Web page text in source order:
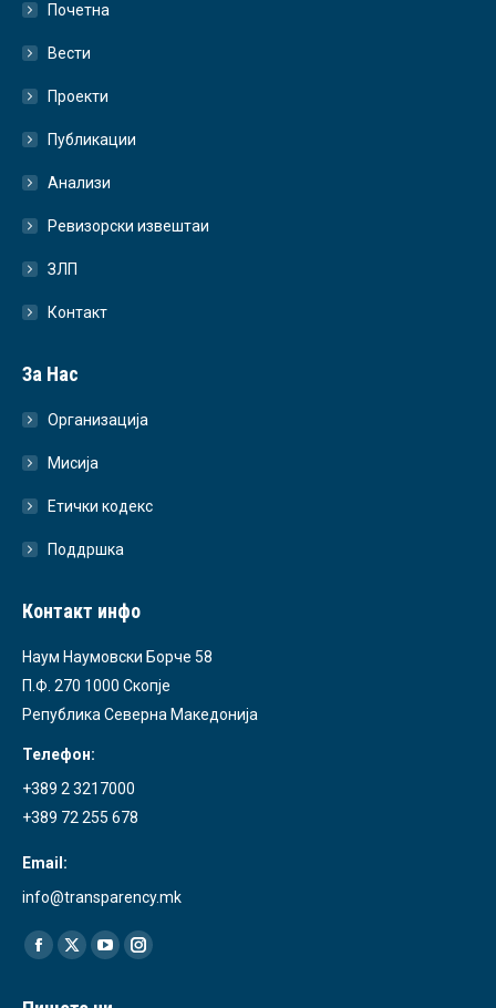
Почетна
Вести
Проекти
Публикации
Анализи
Ревизорски извештаи
ЗЛП
Контакт
За Нас
Организација
Мисија
Етички кодекс
Поддршка
Контакт инфо
Наум Наумовски Борче 58
П.Ф. 270 1000 Скопје
Република Северна Македонија
Телефон:
+389 2 3217000
+389 72 255 678
Email:
info@transparency.mk
Find us on:
Facebook
X
YouTubeInstagram